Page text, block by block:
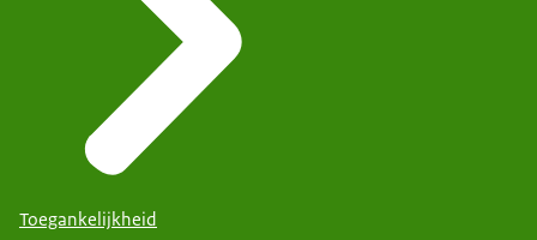
Toegankelijkheid